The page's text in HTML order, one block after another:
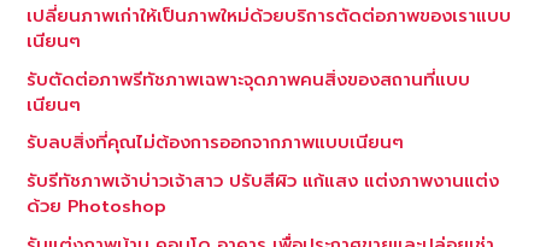
เปลี่ยนภาพเก่าให้เป็นภาพใหม่ด้วยบริการตัดต่อภาพของเราแบบ
เนียนๆ
รับตัดต่อภาพรีทัชภาพเฉพาะจุดภาพคนสิ่งของสถานที่แบบ
เนียนๆ
รับลบสิ่งที่คุณไม่ต้องการออกจากภาพแบบเนียนๆ
รับรีทัชภาพเจ้าบ่าวเจ้าสาว ปรับสีผิว แก้แสง แต่งภาพงานแต่ง
ด้วย Photoshop